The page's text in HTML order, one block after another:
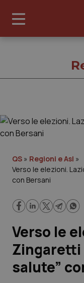
Governo e
Regioni e Asl
Lavoro e
Scienza e
Studi e Analisi
QS » Regioni e Asl »
Verso le elezioni.
con Bersani
Verso le
Zingaretti
salute”